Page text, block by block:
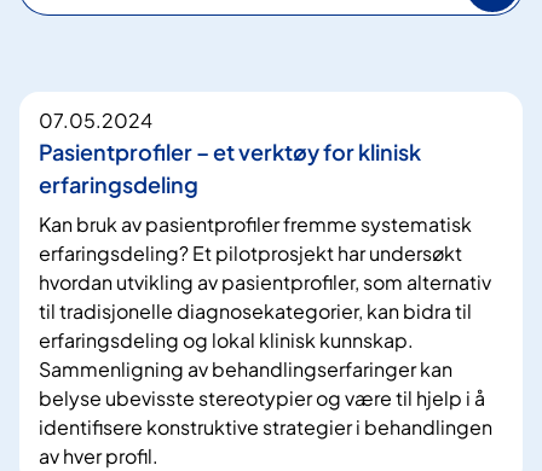
1
07.05.2024
Pasientprofiler – et verktøy for klinisk
erfaringsdeling
Kan bruk av pasientprofiler fremme systematisk
erfaringsdeling? Et pilotprosjekt har undersøkt
hvordan utvikling av pasientprofiler, som alternativ
til tradisjonelle diagnosekategorier, kan bidra til
erfaringsdeling og lokal klinisk kunnskap.
Sammenligning av behandlingserfaringer kan
belyse ubevisste stereotypier og være til hjelp i å
identifisere konstruktive strategier i behandlingen
av hver profil.